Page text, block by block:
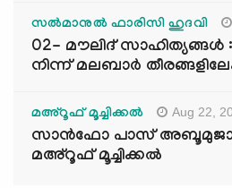
സൽമാനുൽ ഫാരിസി ഹുദവി
02- മൗലിദ്
നിന്ന് മലബാർ
മഅ്റൂഫ് മൂച്ചിക്കല്‍ Aug 22,
സാൻഫോ പാസ്
മഅ്റൂഫ് മൂച്ചിക്കല്‍